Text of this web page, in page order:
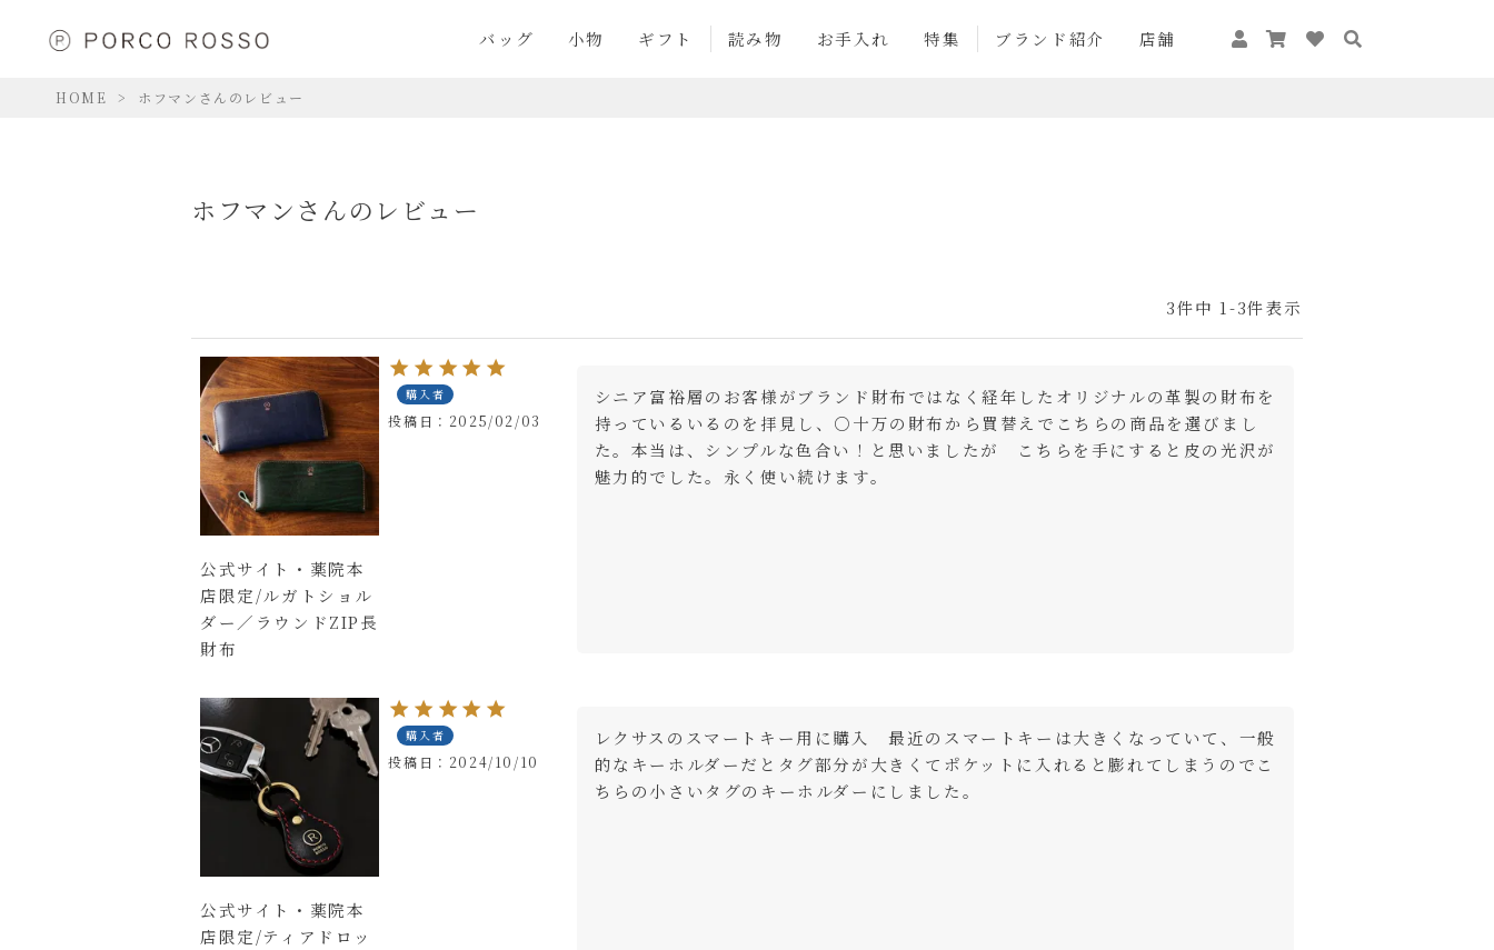
バッグ 小物 ギフト 読み物 お手入れ 特集 ブランド紹介 店舗
HOME ホフマンさんのレビュー
ホフマンさんのレビュー
3件中 1 -3件表示
公式サイト・薬院本
店限定/ルガトショル
ダー／ラウンドZIP長
財布
購入者
投稿日 2025/02/03
シニア富裕層のお客様がブランド財布ではなく経年したオリジナルの革製の財布を
持っているいるのを拝見し、○十万の財布から買替えでこちらの商品を選びまし
た。本当は、シンプルな色合い！と思いましたが　こちらを手にすると皮の光沢が
魅力的でした。永く使い続けます。
公式サイト・薬院本
店限定/ティアドロッ
購入者
投稿日 2024/10/10
レクサスのスマートキー用に購入　最近のスマートキーは大きくなっていて、一般
的なキーホルダーだとタグ部分が大きくてポケットに入れると膨れてしまうのでこ
ちらの小さいタグのキーホルダーにしました。